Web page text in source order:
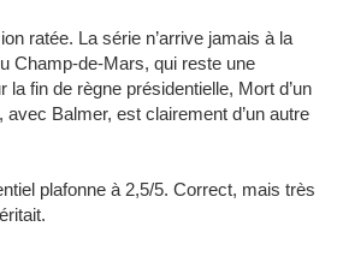
ratée. La série n’arrive jamais à la
Champ-de-Mars, qui reste une
la fin de règne présidentielle, Mort d’un
Balmer, est clairement d’un autre
plafonne à 2,5/5. Correct, mais très